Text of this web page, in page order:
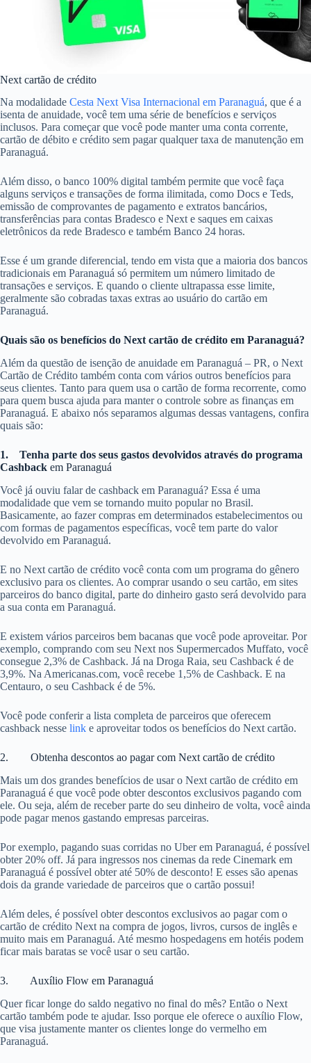
Next cartão de crédito
Na modalidade Cesta Next Visa Internacional em Paranaguá, que é a
isenta de anuidade, você tem uma série de benefícios e serviços
inclusos. Para começar que você pode manter uma conta corrente,
cartão de débito e crédito sem pagar qualquer taxa de manutenção em
Paranaguá.
Além disso, o banco 100% digital também permite que você faça
alguns serviços e transações de forma ilimitada, como Docs e Teds,
emissão de comprovantes de pagamento e extratos bancários,
transferências para contas Bradesco e Next e saques em caixas
eletrônicos da rede Bradesco e também Banco 24 horas.
Esse é um grande diferencial, tendo em vista que a maioria dos bancos
tradicionais em Paranaguá só permitem um número limitado de
transações e serviços. E quando o cliente ultrapassa esse limite,
geralmente são cobradas taxas extras ao usuário do cartão em
Paranaguá.
Quais são os benefícios do Next cartão de crédito em Paranaguá?
Além da questão de isenção de anuidade em Paranaguá – PR, o Next
Cartão de Crédito também conta com vários outros benefícios para
seus clientes. Tanto para quem usa o cartão de forma recorrente, como
para quem busca ajuda para manter o controle sobre as finanças em
Paranaguá. E abaixo nós separamos algumas dessas vantagens, confira
quais são:
1.
Tenha parte dos seus gastos devolvidos através do programa
Cashback em Paranaguá
Você já ouviu falar de cashback em Paranaguá? Essa é uma
modalidade que vem se tornando muito popular no Brasil.
Basicamente, ao fazer compras em determinados estabelecimentos ou
com formas de pagamentos específicas, você tem parte do valor
devolvido em Paranaguá.
E no Next cartão de crédito você conta com um programa do gênero
exclusivo para os clientes. Ao comprar usando o seu cartão, em sites
parceiros do banco digital, parte do dinheiro gasto será devolvido para
a sua conta em Paranaguá.
E existem vários parceiros bem bacanas que você pode aproveitar. Por
exemplo, comprando com seu Next nos Supermercados Muffato, você
consegue 2,3% de Cashback. Já na Droga Raia, seu Cashback é de
3,9%. Na Americanas.com, você recebe 1,5% de Cashback. E na
Centauro, o seu Cashback é de 5%.
Você pode conferir a lista completa de parceiros que oferecem
cashback nesse link e aproveitar todos os benefícios do Next cartão.
2. Obtenha descontos ao pagar com Next cartão de crédito
Mais um dos grandes benefícios de usar o Next cartão de crédito em
Paranaguá é que você pode obter descontos exclusivos pagando com
ele. Ou seja, além de receber parte do seu dinheiro de volta, você ainda
pode pagar menos gastando empresas parceiras.
Por exemplo, pagando suas corridas no Uber em Paranaguá, é possível
obter 20% off. Já para ingressos nos cinemas da rede Cinemark em
Paranaguá é possível obter até 50% de desconto! E esses são apenas
dois da grande variedade de parceiros que o cartão possui!
Além deles, é possível obter descontos exclusivos ao pagar com o
cartão de crédito Next na compra de jogos, livros, cursos de inglês e
muito mais em Paranaguá. Até mesmo hospedagens em hotéis podem
ficar mais baratas se você usar o seu cartão.
3. Auxílio Flow em Paranaguá
Quer ficar longe do saldo negativo no final do mês? Então o Next
cartão também pode te ajudar. Isso porque ele oferece o auxílio Flow,
que visa justamente manter os clientes longe do vermelho em
Paranaguá.